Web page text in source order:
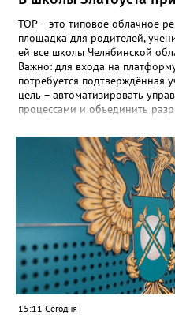
ТОР – это типовое облачное
площадка для родителей,
ей все школы Челябинской
Важно: для входа на
потребуется подтверждённая
цель – автоматизировать
процессами и объединить
региональном министерстве
“Моя школа” объединит все
безопасную государственную
переход пройдёт
Привычные функции - оценки,
связь с учителями, знакомые
«Госуслуги Моя школа», не
собраны в одном месте,
этом случае переход на ТОР
15:11 Сегодня